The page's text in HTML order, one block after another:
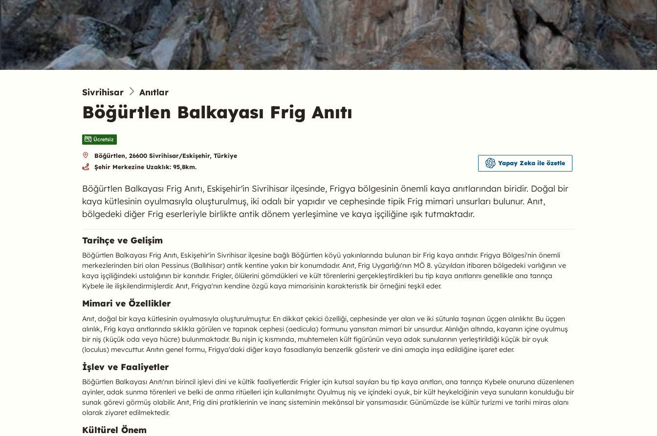
Sivrihisar Anıtlar
Böğürtlen Balkayası Frig Anıtı
Böğürtlen Balkayası Frig Anıtı, Eskişehir'in Sivrihisar ilçesinde, Frigya bölgesinin önemli kaya anıtlarından biridir. Doğal bir
kaya kütlesinin oyulmasıyla oluşturulmuş, iki odalı bir yapıdır ve cephesinde tipik Frig mimari unsurları bulunur. Anıt,
bölgedeki diğer Frig eserleriyle birlikte antik dönem yerleşimine ve kaya işçiliğine ışık tutmaktadır.
Ücretsiz
Böğürtlen, 26600 Sivrihisar/Eskişehir, Türkiye
Şehir Merkezine Uzaklık: 95,8km.
Yapay Zeka ile özetle
Böğürtlen Balkayası Frig Anıtı Hakkında
Tarihçe ve Gelişim
Böğürtlen Balkayası Frig Anıtı, Eskişehir'in Sivrihisar ilçesine bağlı Böğürtlen köyü yakınlarında bulunan bir Frig kaya anıtıdır. Frigya Bölgesi'nin önemli
merkezlerinden biri olan Pessinus (Ballıhisar) antik kentine yakın bir konumdadır. Anıt, Frig Uygarlığı'nın MÖ 8. yüzyıldan itibaren bölgedeki varlığının ve
kaya işçiliğindeki ustalığının bir kanıtıdır. Frigler, ölülerini gömdükleri ve kült törenlerini gerçekleştirdikleri bu tip kaya anıtlarını genellikle ana tanrıça
Kybele ile ilişkilendirmişlerdir. Anıt, Frigya'nın kendine özgü kaya mimarisinin karakteristik bir örneğini teşkil eder.
Mimari ve Özellikler
Anıt, doğal bir kaya kütlesinin oyulmasıyla oluşturulmuştur. En dikkat çekici özelliği, cephesinde yer alan ve iki sütunla taşınan üçgen alınlıktır. Bu üçgen
alınlık, Frig kaya anıtlarında sıklıkla görülen ve tapınak cephesi (aedicula) formunu yansıtan mimari bir unsurdur. Alınlığın altında, kayanın içine oyulmuş
bir niş (küçük oda veya hücre) bulunmaktadır. Bu nişin iç kısmında, muhtemelen kült figürünün veya adak sunularının yerleştirildiği küçük bir oyuk
(loculus) mevcuttur. Anıtın genel formu, Frigya'daki diğer kaya fasadlarıyla benzerlik gösterir ve dini amaçla inşa edildiğine işaret eder.
İşlev ve Faaliyetler
Böğürtlen Balkayası Anıtı'nın birincil işlevi dini ve kültik faaliyetlerdir. Frigler için kutsal sayılan bu tip kaya anıtları, ana tanrıça Kybele onuruna düzenlenen
ayinler, adak sunma törenleri ve belki de anma ritüelleri için kullanılmıştır. Oyulmuş niş ve içindeki oyuk, bir kült heykelciğinin veya sunuların konulduğu bir
sunak görevi görmüş olabilir. Anıt, Frig dini pratiklerinin ve inanç sisteminin mekânsal bir yansımasıdır. Günümüzde ise kültür turizmi ve tarihi miras alanı
olarak ziyaret edilmektedir.
Kültürel Önem